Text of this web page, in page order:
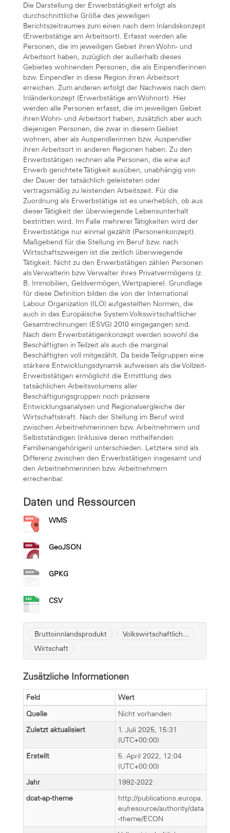
Die Darstellung der Erwerbstätigkeit erfolgt als
durchschnittliche Größe des jeweiligen
Berichtszeitraumes zum einen nach dem Inlandskonzept
(Erwerbstätige am Arbeitsort). Erfasst werden alle
Personen, die im jeweiligen Gebiet ihren Wohn- und
Arbeitsort haben, zuzüglich der außerhalb dieses
Gebietes wohnenden Personen, die als Einpendlerinnen
bzw. Einpendler in diese Region ihren Arbeitsort
erreichen. Zum anderen erfolgt der Nachweis nach dem
Inländerkonzept (Erwerbstätige am Wohnort). Hier
werden alle Personen erfasst, die im jeweiligen Gebiet
ihren Wohn- und Arbeitsort haben, zusätzlich aber auch
diejenigen Personen, die zwar in diesem Gebiet
wohnen, aber als Auspendlerinnen bzw. Auspendler
ihren Arbeitsort in anderen Regionen haben. Zu den
Erwerbstätigen rechnen alle Personen, die eine auf
Erwerb gerichtete Tätigkeit ausüben, unabhängig von
der Dauer der tatsächlich geleisteten oder
vertragsmäßig zu leistenden Arbeitszeit. Für die
Zuordnung als Erwerbstätige ist es unerheblich, ob aus
dieser Tätigkeit der überwiegende Lebensunterhalt
bestritten wird. Im Falle mehrerer Tätigkeiten wird der
Erwerbstätige nur einmal gezählt (Personenkonzept).
Maßgebend für die Stellung im Beruf bzw. nach
Wirtschaftszweigen ist die zeitlich überwiegende
Tätigkeit. Nicht zu den Erwerbstätigen zählen Personen
als Verwalterin bzw. Verwalter ihres Privatvermögens (z.
B. Immobilien, Geldvermögen, Wertpapiere). Grundlage
für diese Definition bilden die von der International
Labour Organization (ILO) aufgestellten Normen, die
auch in das Europäische System Volkswirtschaftlicher
Gesamtrechnungen (ESVG) 2010 eingegangen sind.
Nach dem Erwerbstätigenkonzept werden sowohl die
Beschäftigten in Teilzeit als auch die marginal
Beschäftigten voll mitgezählt. Da beide Teilgruppen eine
stärkere Entwicklungsdynamik aufweisen als die Vollzeit-
Erwerbstätigen ermöglicht die Ermittlung des
tatsächlichen Arbeitsvolumens aller
Beschäftigungsgruppen noch präzisere
Entwicklungsanalysen und Regionalvergleiche der
Wirtschaftskraft. Nach der Stellung im Beruf wird
zwischen Arbeitnehmerinnen bzw. Arbeitnehmern und
Selbstständigen (inklusive deren mithelfenden
Familienangehörigen) unterschieden. Letztere sind als
Differenz zwischen den Erwerbstätigen insgesamt und
den Arbeitnehmerinnen bzw. Arbeitnehmern
errechenbar.
Daten und Ressourcen
WMS
GeoJSON
GPKG
CSV
Bruttoinnlandsprodukt
Volkswirtschaftlich...
Wirtschaft
Zusätzliche Informationen
Feld
Wert
Quelle
Nicht vorhanden
Zuletzt aktualisiert
1. Juli 2025, 15:31
(UTC+00:00)
Erstellt
5. April 2022, 12:04
(UTC+00:00)
Jahr
1992-2022
dcat-ap-theme
http://publications.europa.
eu/resource/authority/data
-theme/ECON